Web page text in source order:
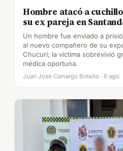
Hombre atacó a
su ex pareja en
Un hombre fue enviado a
al nuevo compañero de su
Chucurí; la víctima sobrevivió
médica oportuna.
Juan José Camargo Botello · 6 ago.